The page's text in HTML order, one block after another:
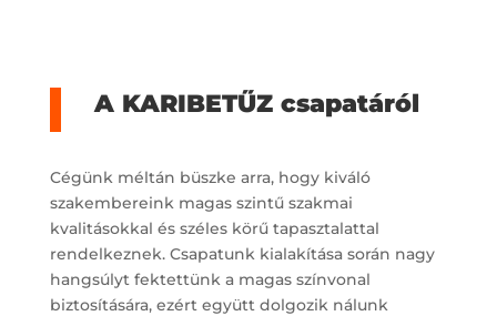
A KARIBETŰZ csapatáról
Cégünk méltán büszke arra, hogy kiváló
szakembereink magas szintű szakmai
kvalitásokkal és széles körű tapasztalattal
rendelkeznek. Csapatunk kialakítása során nagy
hangsúlyt fektettünk a magas színvonal
biztosítására, ezért együtt dolgozik nálunk